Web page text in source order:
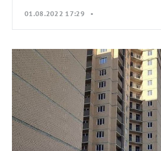
01.08.2022 17:29 •